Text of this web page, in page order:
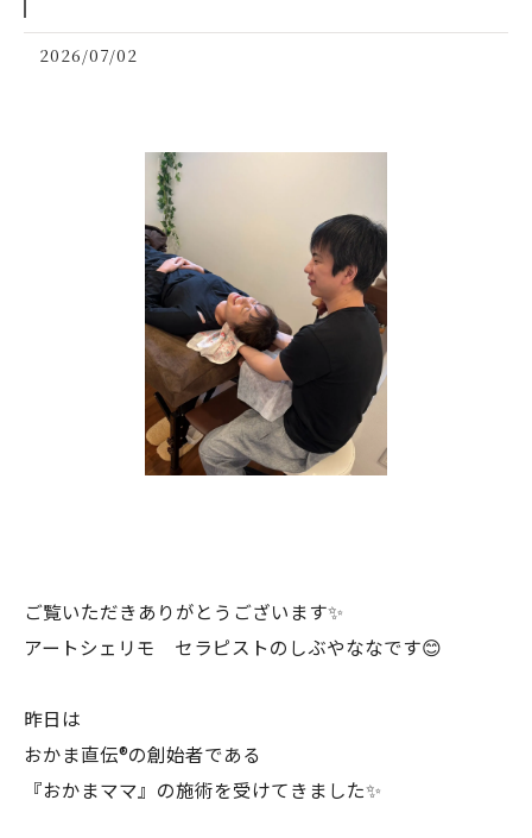
2026/07/02
ご覧いただきありがとうございます✨
アートシェリモ セラピストのしぶやななです😊
昨日は
おかま直伝®︎の創始者である
『おかまママ』の施術を受けてきました✨